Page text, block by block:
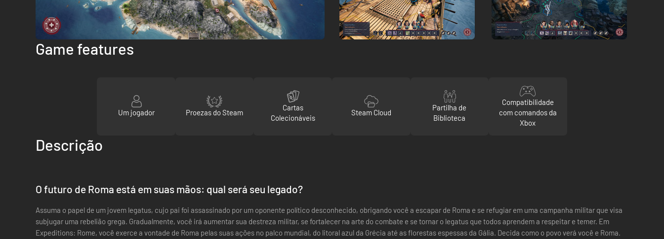
Game features
Um jogador Proezas do Steam
Cartas
Colecionáveis
Steam Cloud
Partilha de
Biblioteca
Compatibilidade
com comandos da
Xbox
Descrição
O futuro de Roma está em suas mãos: qual será seu legado?
Assuma o papel de um jovem legatus, cujo pai foi assassinado por um oponente político desconhecido, obrigando você a escapar de Roma e se refugiar em uma campanha militar que visa
subjugar uma rebelião grega. Gradualmente, você irá aumentar sua destreza militar, se fortalecer na arte do combate e se tornar o legatus que todos aprendem a respeitar e temer. Em
Expeditions: Rome, você exerce a vontade de Roma pelas suas ações no palco mundial, do litoral azul da Grécia até as florestas espessas da Gália. Decida como o povo verá você e Roma.